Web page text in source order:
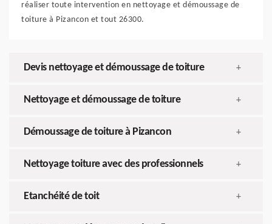
réaliser toute intervention en nettoyage et démoussage de
toiture à Pizancon et tout 26300.
Devis nettoyage et démoussage de toiture +
Nettoyage et démoussage de toiture +
Démoussage de toiture à Pizancon +
Nettoyage toiture avec des professionnels +
Etanchéité de toit +